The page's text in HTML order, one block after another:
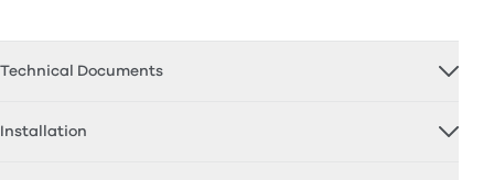
Technical Documents
Installation